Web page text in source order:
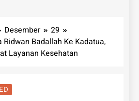
Desember
29
Ridwan Badallah Ke Kadatua,
Layanan Kesehatan